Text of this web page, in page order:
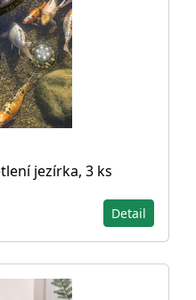
jezírka, 3 ks
Detail